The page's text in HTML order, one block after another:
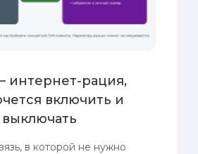
интернет-рация,
включить и
в которой не нужно